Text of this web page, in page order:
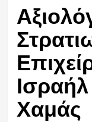
Χαμάς